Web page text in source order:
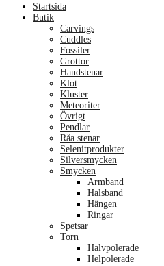
Menu
Startsida
Butik
Carvings
Cuddles
Fossiler
Grottor
Handstenar
Klot
Kluster
Meteoriter
Övrigt
Pendlar
Råa stenar
Selenitprodukter
Silversmycken
Smycken
Armband
Halsband
Hängen
Ringar
Spetsar
Torn
Halvpolerade
Helpolerade